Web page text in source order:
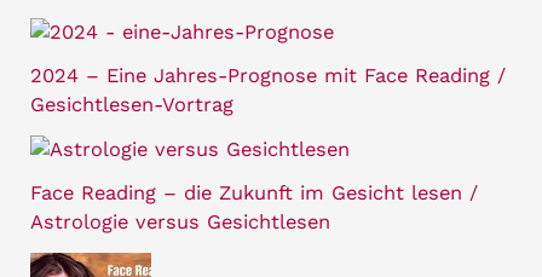
2024 – Eine Jahres-Prognose mit Face Reading /
Gesichtlesen-Vortrag
Face Reading – die Zukunft im Gesicht lesen /
Astrologie versus Gesichtlesen